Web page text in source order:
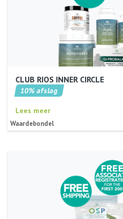
CLUB RIOS INNER CIRCLE
10% afslag
Lees meer
Waardebondel